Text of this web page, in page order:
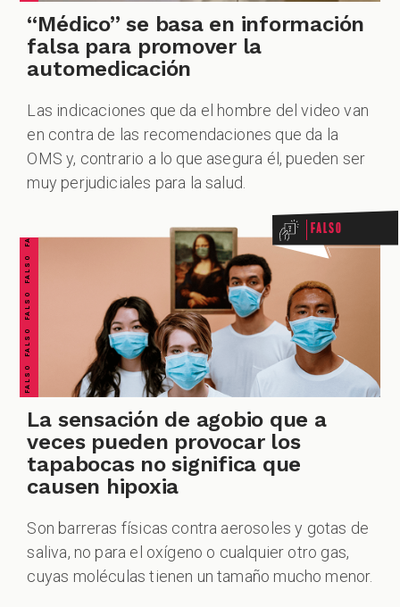
“Médico” se basa en información
falsa para promover la
automedicación
Las indicaciones que da el hombre del video van
en contra de las recomendaciones que da la
OMS y, contrario a lo que asegura él, pueden ser
muy perjudiciales para la salud.
FALSO FALSO FALSO FALSO FALSO FALSO FALSO Falso
La sensación de agobio que a
veces pueden provocar los
tapabocas no significa que
causen hipoxia
Son barreras físicas contra aerosoles y gotas de
saliva, no para el oxígeno o cualquier otro gas,
cuyas moléculas tienen un tamaño mucho menor.